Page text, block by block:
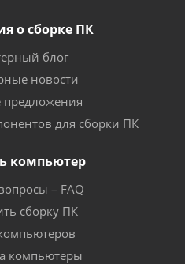
о сборке ПК
блог
новости
для сборки ПК
компьютер
– FAQ
сборку ПК
компьютеры